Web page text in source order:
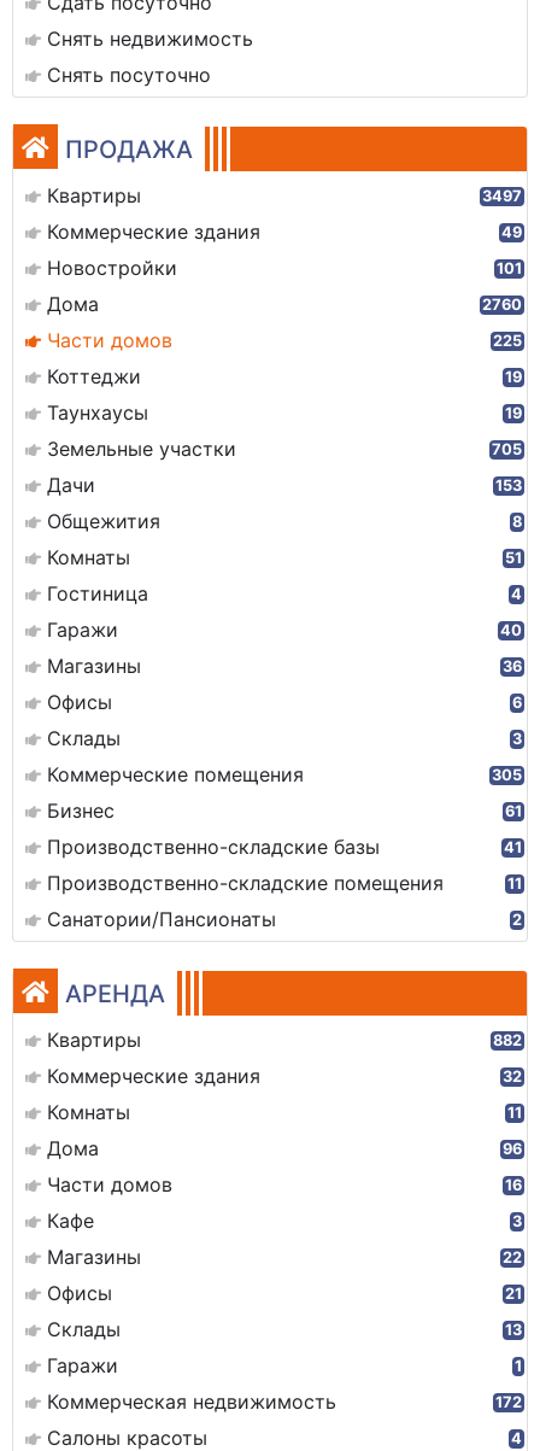
Снять недвижимость
Снять посуточно
ПРОДАЖА
Квартиры 3497
Коммерческие здания 49
Новостройки 101
Дома 2760
Части домов 225
Коттеджи 19
Таунхаусы 19
Земельные участки 705
Дачи 153
Общежития 8
Комнаты 51
Гостиница 4
Гаражи 40
Магазины 36
Офисы 6
Склады 3
Коммерческие помещения 305
Бизнес 61
Производственно-складские базы 41
Производственно-складские помещения 11
Санатории/Пансионаты 2
АРЕНДА
Квартиры 882
Коммерческие здания 32
Комнаты 11
Дома 96
Части домов 16
Кафе 3
Магазины 22
Офисы 21
Склады 13
Гаражи 1
Коммерческая недвижимость 172
Салоны красоты 4